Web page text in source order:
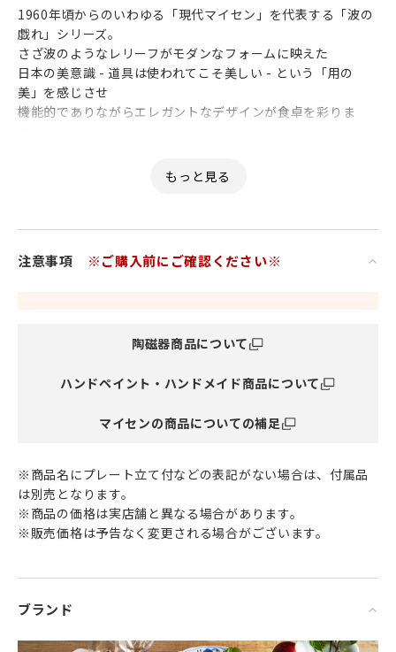
1960年頃からのいわゆる「現代マイセン」を代表する「波の
戯れ」シリーズ。
さざ波のようなレリーフがモダンなフォームに映えた
日本の美意識 - 道具は使われてこそ美しい - という「用の
美」を感じさせ
機能的でありながらエレガントなデザインが食卓を彩りま
水面に生まれるさざ波が洗練された印象を与えるレリーフに
流れるようなラインのフォームを考案したのは
ネ・ワックス。
輝く白磁の上を波のようなレリーフが浮かんでいます。
シンプルな装いだからこそ
も似合うので
様々な雰囲気をその時の気分に合わせて自由に楽しめます。
今日はどのお皿にしようかな、と迷ったら
とりあえず白い食器を使えば間違いなしです。
卓越した技術と美しさを誇り、落ち着きとエレガントな魅力
をもつ
憧れの食器ブランド マイセン と共にあなたの特別な瞬間を。
注意事項 ※ご購入前にご確認ください※
陶磁器商品について
ハンドペイント・ハンドメイド商品について
マイセンの商品についての補足
※商品名にプレート立て付などの表記がない場合は、付属品
は別売となります。
※商品の価格は実店舗と異なる場合があります。
※販売価格は予告なく変更される場合がございます。
ブランド